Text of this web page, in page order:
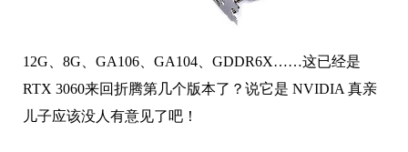
12G、8G、GA106、GA104、GDDR6X……这已经是
RTX 3060来回折腾第几个版本了？说它是 NVIDIA 真亲
儿子应该没人有意见了吧！